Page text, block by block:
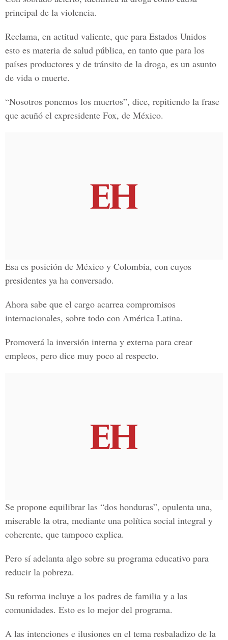
principal de la violencia.
Reclama, en actitud valiente, que para Estados Unidos
esto es materia de salud pública, en tanto que para los
países productores y de tránsito de la droga, es un asunto
de vida o muerte.
“Nosotros ponemos los muertos”, dice, repitiendo la frase
que acuñó el expresidente Fox, de México.
Esa es posición de México y Colombia, con cuyos
presidentes ya ha conversado.
Ahora sabe que el cargo acarrea compromisos
internacionales, sobre todo con América Latina.
Promoverá la inversión interna y externa para crear
empleos, pero dice muy poco al respecto.
Se propone equilibrar las “dos honduras”, opulenta una,
miserable la otra, mediante una política social integral y
coherente, que tampoco explica.
Pero sí adelanta algo sobre su programa educativo para
reducir la pobreza.
Su reforma incluye a los padres de familia y a las
comunidades. Esto es lo mejor del programa.
A las intenciones e ilusiones en el tema resbaladizo de la